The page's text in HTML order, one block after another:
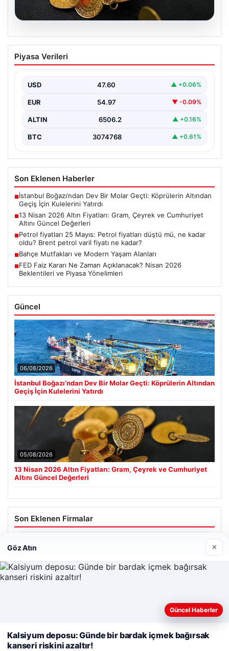
13 Nisan 2026 Altın Fiyatları: Gram,
Çeyrek ve Cumhuriyet Altını Güncel
Altın piyasalarında yaşanan gelişmeler, özellikle ABD ile
yatırımcıların…
Piyasa Verileri
USD 47.60 ▲ +0.06%
EUR 54.97 ▼ -0.09%
ALTIN 6506.2 ▲ +0.16%
BTC 3074768 ▲ +0.61%
Son Eklenen Haberler
■İstanbul Boğazı’ndan Dev Bir Molar Geçti: Köprülerin Altından
Geçiş İçin Kulelerini Yatırdı
■13 Nisan 2026 Altın Fiyatları: Gram, Çeyrek ve Cumhuriyet
Altını Güncel Değerleri
■Petrol fiyatları 25 Mayıs: Petrol fiyatları düştü mü, ne kadar
oldu? Brent petrol varil fiyatı ne kadar?
■Bahçe Mutfakları ve Modern Yaşam Alanları
■FED Faiz Kararı Ne Zaman Açıklanacak? Nisan 2026
Beklentileri ve Piyasa Yönelimleri
Güncel
06/08/2026
İstanbul Boğazı’ndan Dev Bir Molar Geçti: Köprülerin Altından
Geçiş İçin Kulelerini Yatırdı
05/08/2026
13 Nisan 2026 Altın Fiyatları: Gram, Çeyrek ve Cumhuriyet
Altını Güncel Değerleri
Son Eklenen Firmalar
Enes Kaplan Avukatlık Bürosu
© 2026 Neyak Güncel Haber Portalı
Web sitemizi nasıl kullandığınızı daha iyi anlayabilmek,
kullanıyoruz.Çerez Politikamız
Göz Atın ×
Güncel Haberler
Kalsiyum deposu: Günde bir bardak içmek bağırsak
kanseri riskini azaltır!